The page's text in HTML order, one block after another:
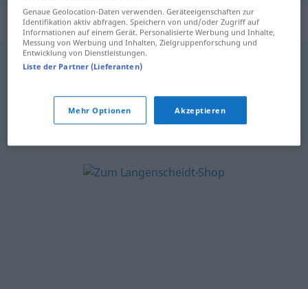
Synonyme für "trotaconventos"
alcahueta,celestina,comadre
© OpenThesaurus-es
Genaue Geolocation-Daten verwenden. Geräteeigenschaften zur
Identifikation aktiv abfragen. Speichern von und/oder Zugriff auf
Informationen auf einem Gerät. Personalisierte Werbung und Inhalte,
Messung von Werbung und Inhalten, Zielgruppenforschung und
Entwicklung von Dienstleistungen.
Liste der Partner (Lieferanten)
Mehr Optionen Akzeptieren